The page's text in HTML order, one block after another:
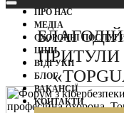
ПРО НАС
МЕДІА
ОХОРОННІ
ЦІНИ
ВІДГУКИ
БЛОГ
ВАКАНCІЇ
КОНТАКТИ
ПРИТУЛИ